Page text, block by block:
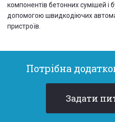
компонентів бетонних сумішей і
допомогою швидкодіючих
пристроїв.
Потрібна
Задати